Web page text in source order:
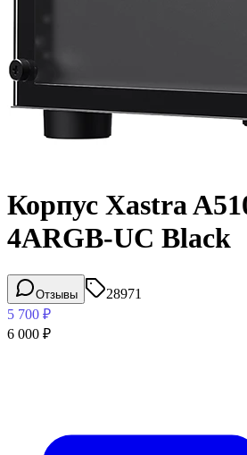
Корпус Xastra
4ARGB-UC Black
Отзывы
28971
5 700 ₽
6 000 ₽